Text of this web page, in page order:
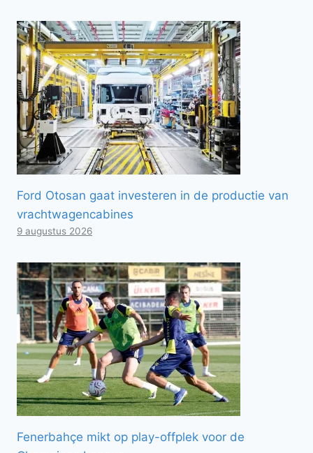
Ford Otosan gaat investeren in de productie van
vrachtwagencabines
9 augustus 2026
Fenerbahçe mikt op play-offplek voor de